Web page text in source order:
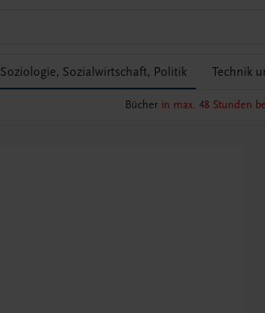
Soziologie, Sozialwirtschaft, Politik Technik
Bücher in max. 48 Stunden